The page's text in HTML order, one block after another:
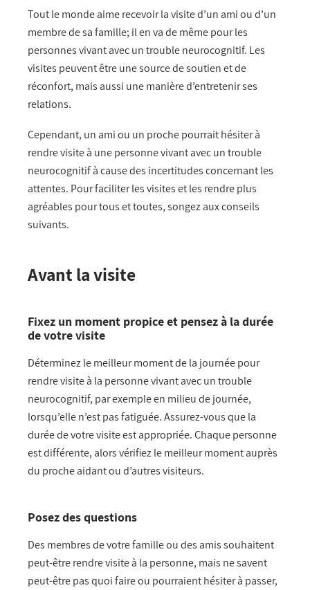
Tout le monde aime recevoir la visite d’un ami ou d’un
membre de sa famille; il en va de même pour les
personnes vivant avec un trouble neurocognitif. Les
visites peuvent être une source de soutien et de
réconfort, mais aussi une manière d’entretenir ses
relations.
Cependant, un ami ou un proche pourrait hésiter à
rendre visite à une personne vivant avec un trouble
neurocognitif à cause des incertitudes concernant les
attentes. Pour faciliter les visites et les rendre plus
agréables pour tous et toutes, songez aux conseils
suivants.
Avant la visite
Fixez un moment propice et pensez à la durée
de votre visite
Déterminez le meilleur moment de la journée pour
rendre visite à la personne vivant avec un trouble
neurocognitif, par exemple en milieu de journée,
lorsqu’elle n’est pas fatiguée. Assurez-vous que la
durée de votre visite est appropriée. Chaque personne
est différente, alors vérifiez le meilleur moment auprès
du proche aidant ou d’autres visiteurs.
Posez des questions
Des membres de votre famille ou des amis souhaitent
peut-être rendre visite à la personne, mais ne savent
peut-être pas quoi faire ou pourraient hésiter à passer,